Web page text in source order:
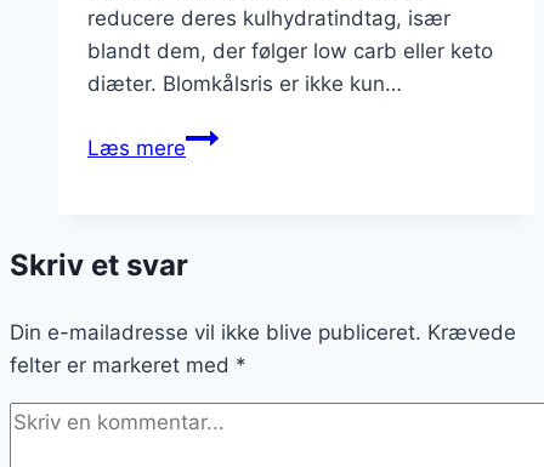
reducere deres kulhydratindtag, især
blandt dem, der følger low carb eller keto
diæter. Blomkålsris er ikke kun…
Læs mereBlomkålsris
Skriv et svar
Din e-mailadresse vil ikke blive publiceret. Krævede
felter er markeret med *